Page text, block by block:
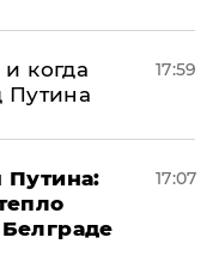
когда
Путина
17:59
Путина:
17:07